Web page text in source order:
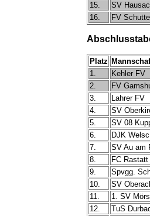
15.
SV
16.
FV
Platz
1.
Kehler FV
2.
FV
3.
Lahrer FV
4.
SV
5.
SV 08
6.
DJK
7.
SV Au am
8.
FC Rastatt
9.
Spvgg.
10.
SV
11.
1. SV
12.
TuS